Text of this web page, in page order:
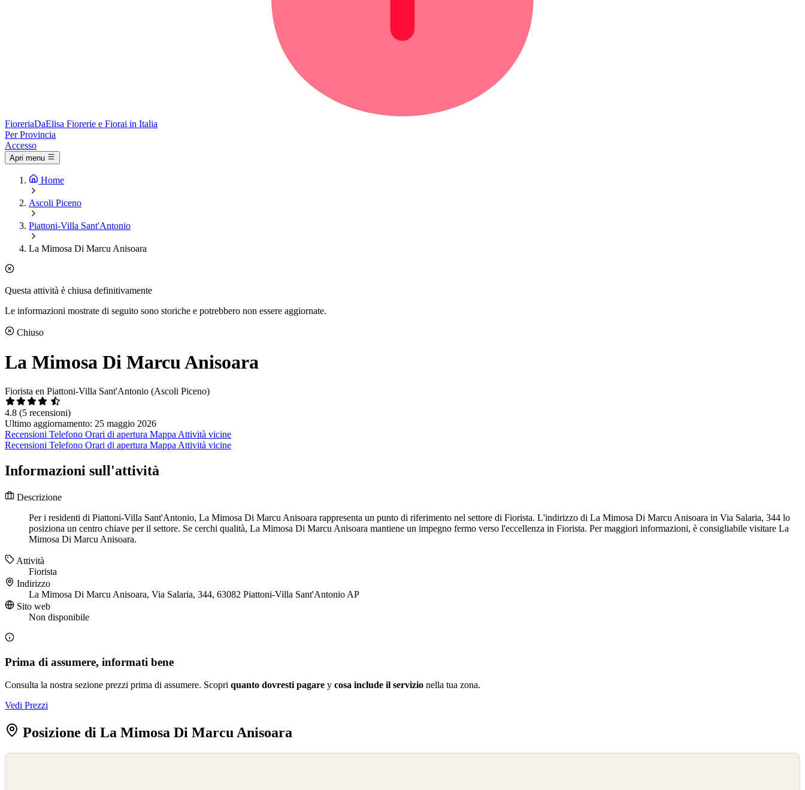
FioreriaDaElisa Fiorerie e Fiorai in Italia
Per Provincia
Accesso
Apri menu
Home
Ascoli Piceno
Piattoni-Villa Sant'Antonio
La Mimosa Di Marcu Anisoara
Questa attività è chiusa definitivamente
Le informazioni mostrate di seguito sono storiche e potrebbero non essere aggiornate.
Chiuso
La Mimosa Di Marcu Anisoara
Fiorista en Piattoni-Villa Sant'Antonio (Ascoli Piceno)
4.8 (5 recensioni)
Ultimo aggiornamento: 25 maggio 2026
Recensioni Telefono Orari di apertura Mappa Attività vicine
Recensioni Telefono Orari di apertura Mappa Attività vicine
Informazioni sull'attività
Descrizione
Per i residenti di Piattoni-Villa Sant'Antonio, La Mimosa Di Marcu Anisoara rappresenta un punto di riferimento nel settore di Fiorista. L'indirizzo di La Mimosa Di Marcu Anisoara in Via Salaria, 344 lo
posiziona un centro chiave per il settore. Se cerchi qualità, La Mimosa Di Marcu Anisoara mantiene un impegno fermo verso l'eccellenza in Fiorista. Per maggiori informazioni, è consigliabile visitare La
Mimosa Di Marcu Anisoara.
Attività
Fiorista
Indirizzo
La Mimosa Di Marcu Anisoara, Via Salaria, 344, 63082 Piattoni-Villa Sant'Antonio AP
Sito web
Non disponibile
Prima di assumere, informati bene
Consulta la nostra sezione prezzi prima di assumere. Scopri quanto dovresti pagare y cosa include il servizio nella tua zona.
Vedi Prezzi
Posizione di La Mimosa Di Marcu Anisoara